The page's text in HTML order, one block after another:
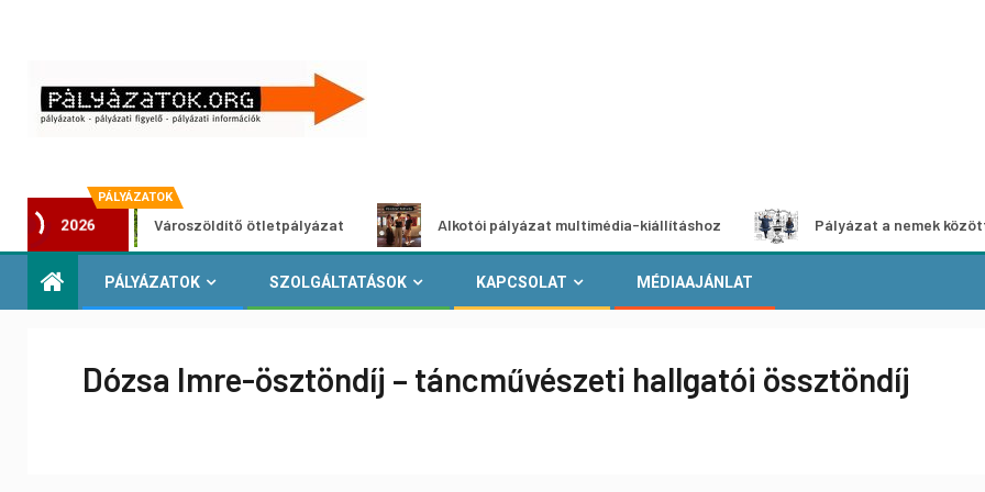
PÁLYÁZATOK
2026Városzöldítő ötletpályázat Alkotói pályázat multimédia-kiállításhoz Pályázat a nemek közötti
PÁLYÁZATOK SZOLGÁLTATÁSOK KAPCSOLAT MÉDIAAJÁNLAT
Dózsa Imre-ösztöndíj – táncművészeti hallgatói össztöndíj